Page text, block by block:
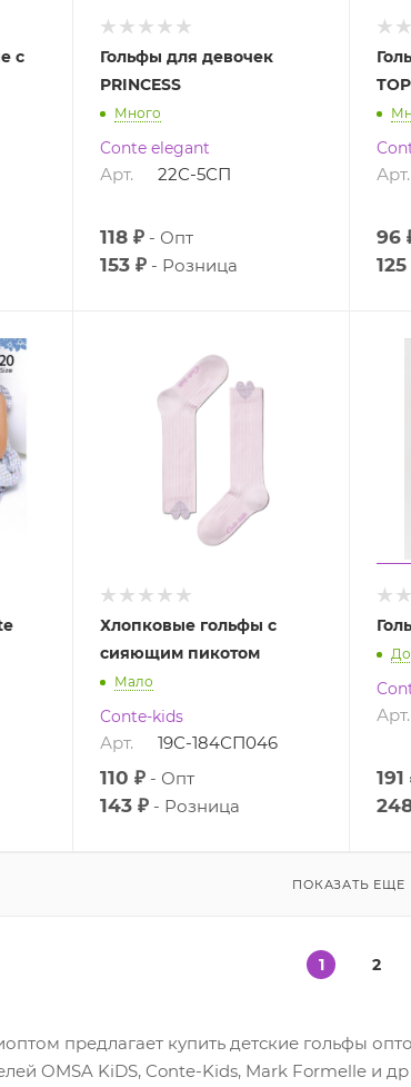
с
Гольфы для девочек
PRINCESS
Много
Conte elegant
Арт. 22С-5СП
118 ₽ Опт
153 ₽ Розница
Арт.
96
Хлопковые гольфы с
сияющим пикотом
Мало
Conte-kids
Арт. 19С-184СП046
110 ₽ Опт
143 ₽ Розница
Арт.
191
ПОКАЗАТЬ ЕЩЕ
1 2
предлагает купить детские гольфы
OMSA KiDS, Conte-Kids, Mark Formelle и